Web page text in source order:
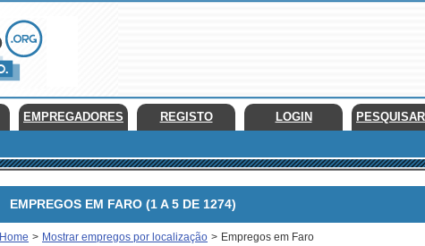
EMPREGADORES REGISTO LOGIN
EMPREGOS EM FARO (1 A 5 DE 1274)
Home > Mostrar empregos por localização > Empregos em Faro